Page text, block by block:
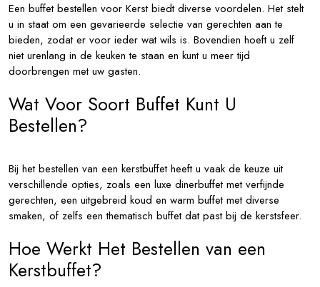
Een buffet bestellen voor Kerst biedt diverse voordelen. Het stelt
u in staat om een gevarieerde selectie van gerechten aan te
bieden, zodat er voor ieder wat wils is. Bovendien hoeft u zelf
niet urenlang in de keuken te staan en kunt u meer tijd
doorbrengen met uw gasten.
Wat Voor Soort Buffet Kunt U
Bestellen?
Bij het bestellen van een kerstbuffet heeft u vaak de keuze uit
verschillende opties, zoals een luxe dinerbuffet met verfijnde
gerechten, een uitgebreid koud en warm buffet met diverse
smaken, of zelfs een thematisch buffet dat past bij de kerstsfeer.
Hoe Werkt Het Bestellen van een
Kerstbuffet?